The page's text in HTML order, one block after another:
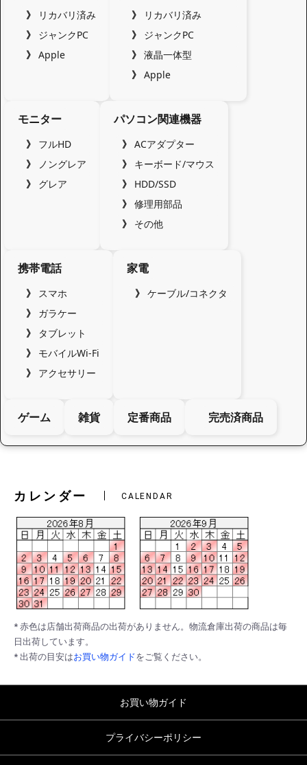
リカバリ済み
ジャンクPC
Apple
リカバリ済み
ジャンクPC
液晶一体型
Apple
モニター
フルHD
ノングレア
グレア
パソコン関連機器
ACアダプター
キーボード/マウス
HDD/SSD
修理用部品
その他
携帯電話
スマホ
ガラケー
タブレット
モバイルWi-Fi
アクセサリー
家電
ケーブル/コネクタ
ゲーム 雑貨 定番商品 完売済商品
カレンダー CALENDAR
* 赤色は店舗出荷商品の出荷がありません。物流倉庫出荷の商品は毎
日出荷しています。
* 出荷の目安はお買い物ガイドをご覧ください。
お買い物ガイド
プライバシーポリシー